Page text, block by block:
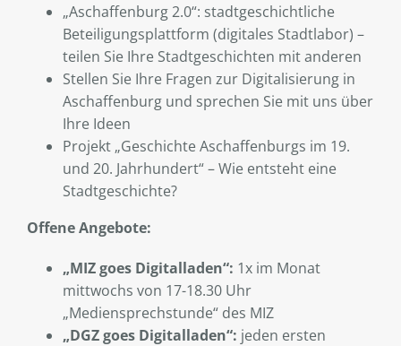
„Aschaffenburg 2.0“: stadtgeschichtliche
Beteiligungsplattform (digitales Stadtlabor) –
teilen Sie Ihre Stadtgeschichten mit anderen
Stellen Sie Ihre Fragen zur Digitalisierung in
Aschaffenburg und sprechen Sie mit uns über
Ihre Ideen
Projekt „Geschichte Aschaffenburgs im 19.
und 20. Jahrhundert“ – Wie entsteht eine
Stadtgeschichte?
Offene Angebote:
„MIZ goes Digitalladen“: 1x im Monat
mittwochs von 17-18.30 Uhr
„Mediensprechstunde“ des MIZ
„DGZ goes Digitalladen“: jeden ersten